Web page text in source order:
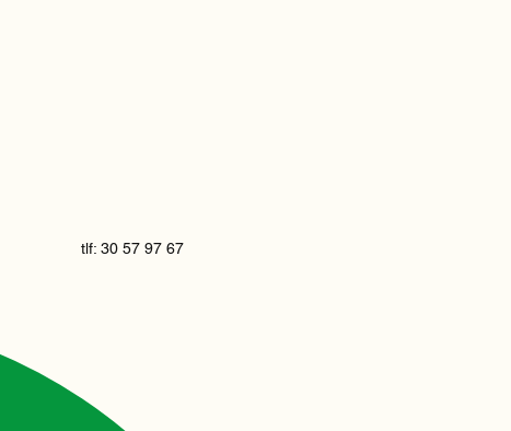
tlf: 30 57 97 67